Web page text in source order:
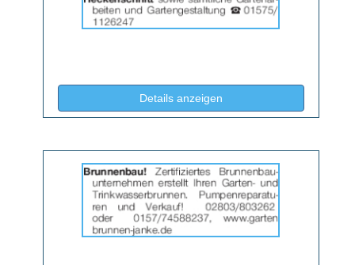
Anzeige
2058398
Details anzeigen(ID: 2058398)
der
Anzeige
2059906
anzeigen
|